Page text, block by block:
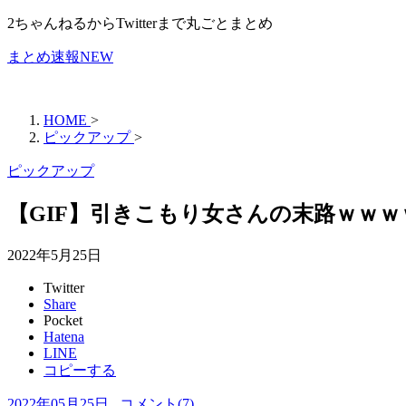
2ちゃんねるからTwitterまで丸ごとまとめ
まとめ速報NEW
HOME >
ピックアップ >
ピックアップ
【GIF】引きこもり女さんの末路ｗｗｗ
2022年5月25日
Twitter
Share
Pocket
Hatena
LINE
コピーする